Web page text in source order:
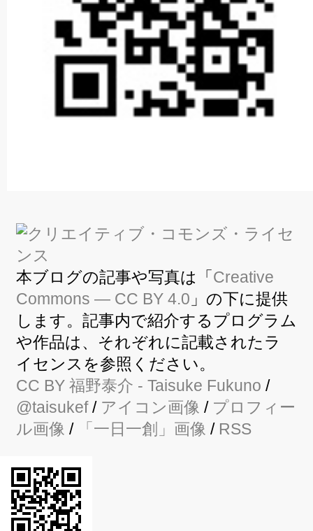
本ブログの記事や写真は「 Creative
Commons — CC BY 4.0 」の下に提供
します。記事内で紹介するプログラム
や作品は、それぞれに記載されたラ
イセンスを参照ください。
CC BY 福野泰介 - Taisuke Fukuno /
@taisukef/ アイコン画像 / プロフィー
ル画像 / 「一日一創」画像 / RSS